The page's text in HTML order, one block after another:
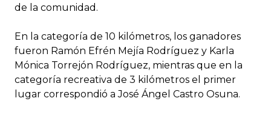
de la comunidad.
En la categoría de 10 kilómetros, los ganadores
fueron Ramón Efrén Mejía Rodríguez y Karla
Mónica Torrejón Rodríguez, mientras que en la
categoría recreativa de 3 kilómetros el primer
lugar correspondió a José Ángel Castro Osuna.